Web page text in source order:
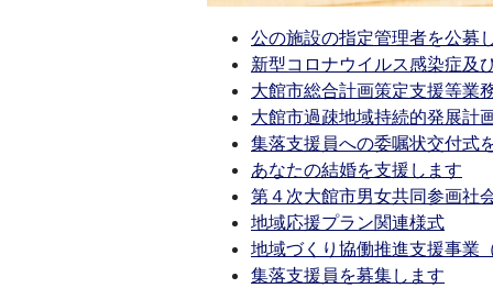
公の施設の指定管理者を公募
新型コロナウイルス感染症及
大館市総合計画策定支援等業
大館市過疎地域持続的発展計
集落支援員への委嘱状交付式
あなたの結婚を支援します
第４次大館市男女共同参画社
地域応援プラン関連様式
地域づくり協働推進支援事業
集落支援員を募集します